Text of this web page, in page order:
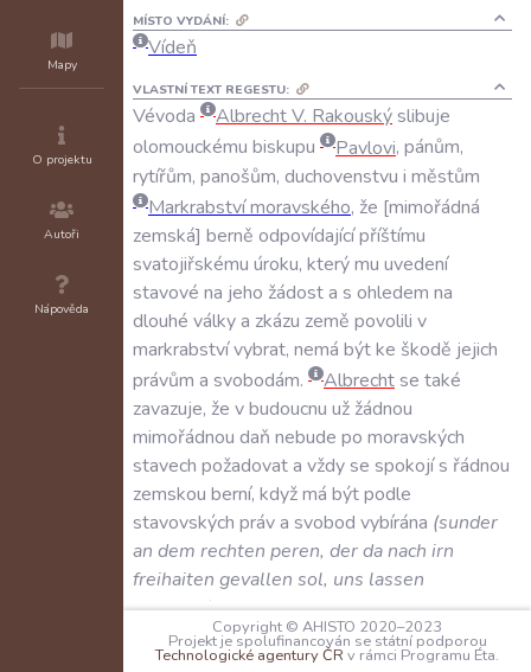
Mapy
O projektu
Autoři
Nápověda
MÍSTO VYDÁNÍ:
Vídeň
VLASTNÍ TEXT REGESTU:
Vévoda AlbrechtV. Rakouskýslibuje
olomouckému biskupu Pavlovi, pánům,
rytířům, panošům, duchovenstvu i městům
Markrabstvímoravského, že mimořádná
zemská berně odpovídajícípříštímu
svatojiřskému úroku, kterýmu uvedení
stavové na jeho žádosta s ohledem na
dlouhé válkya zkázu země povolili v
markrabstvívybrat, nemá býtke škodě jejich
právům a svobodám. Albrechtse také
zavazuje, že vbudoucnu už žádnou
mimořádnou daň nebude po moravských
stavech požadovata vždyse spokojís řádnou
zemskou berní, kdyžmá býtpodle
stavovských práva svobod vybírána (sunder
an dem rechten peren, derdanach irn
freihaiten gevallen sol, uns lassen
benugen).
SVĚDKOVÉ:
Copyright © AHISTO 2020–2023
Projekt je spolufinancován se státní podporou
Technologické agentury ČR v rámci Programu Éta.